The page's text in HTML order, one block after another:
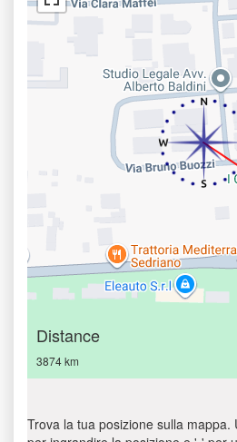
Distance
3874 km
Trova la tua posizione sulla mappa.